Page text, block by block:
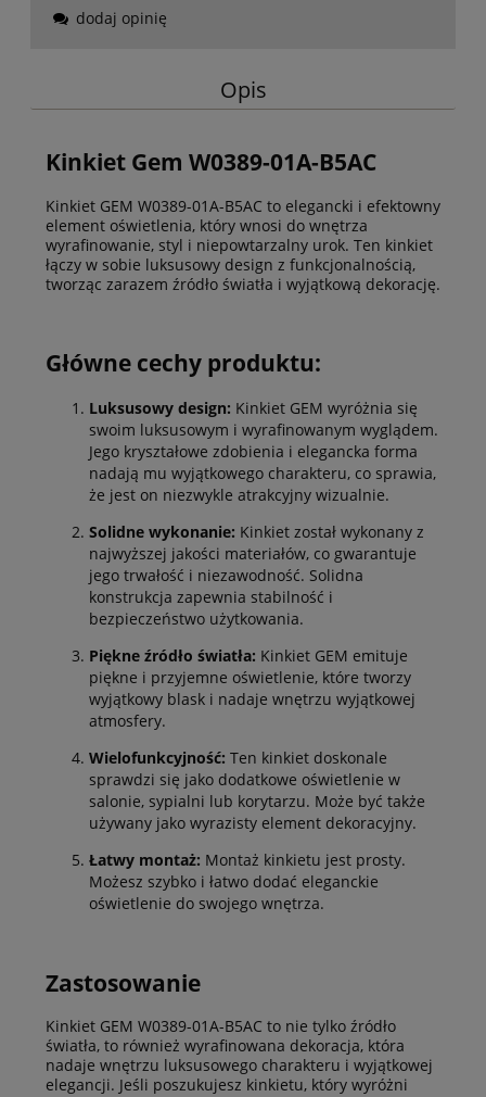
dodaj opinię
Opis
Kinkiet Gem W0389-01A-B5AC
Kinkiet GEM W0389-01A-B5AC to elegancki i efektowny
element oświetlenia, który wnosi do wnętrza
wyrafinowanie, styl i niepowtarzalny urok. Ten kinkiet
łączy w sobie luksusowy design z funkcjonalnością,
tworząc zarazem źródło światła i wyjątkową dekorację.
Główne cechy produktu:
Luksusowy design: Kinkiet GEM wyróżnia się
swoim luksusowym i wyrafinowanym wyglądem.
Jego kryształowe zdobienia i elegancka forma
nadają mu wyjątkowego charakteru, co sprawia,
że jest on niezwykle atrakcyjny wizualnie.
Solidne wykonanie: Kinkiet został wykonany z
najwyższej jakości materiałów, co gwarantuje
jego trwałość i niezawodność. Solidna
konstrukcja zapewnia stabilność i
bezpieczeństwo użytkowania.
Piękne źródło światła: Kinkiet GEM emituje
piękne i przyjemne oświetlenie, które tworzy
wyjątkowy blask i nadaje wnętrzu wyjątkowej
atmosfery.
Wielofunkcyjność: Ten kinkiet doskonale
sprawdzi się jako dodatkowe oświetlenie w
salonie, sypialni lub korytarzu. Może być także
używany jako wyrazisty element dekoracyjny.
Łatwy montaż: Montaż kinkietu jest prosty.
Możesz szybko i łatwo dodać eleganckie
oświetlenie do swojego wnętrza.
Zastosowanie
Kinkiet GEM W0389-01A-B5AC to nie tylko źródło
światła, to również wyrafinowana dekoracja, która
nadaje wnętrzu luksusowego charakteru i wyjątkowej
elegancji. Jeśli poszukujesz kinkietu, który wyróżni